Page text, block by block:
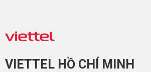
VIETTEL HỒ CHÍ MINH